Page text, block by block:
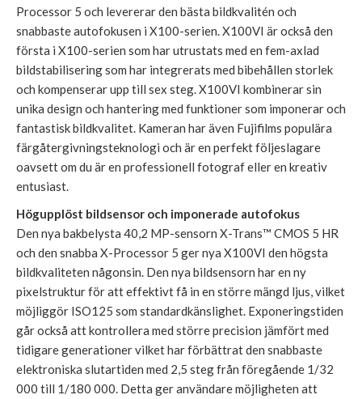
Processor 5 och levererar den bästa bildkvalitén och
snabbaste autofokusen i X100-serien. X100VI är också den
första i X100-serien som har utrustats med en fem-axlad
bildstabilisering som har integrerats med bibehållen storlek
och kompenserar upp till sex steg. X100VI kombinerar sin
unika design och hantering med funktioner som imponerar och
fantastisk bildkvalitet. Kameran har även Fujifilms populära
färgåtergivningsteknologi och är en perfekt följeslagare
oavsett om du är en professionell fotograf eller en kreativ
entusiast.
Högupplöst bildsensor och imponerade autofokus
Den nya bakbelysta 40,2 MP-sensorn X-Trans™ CMOS 5 HR
och den snabba X-Processor 5 ger nya X100VI den högsta
bildkvaliteten någonsin. Den nya bildsensorn har en ny
pixelstruktur för att effektivt få in en större mängd ljus, vilket
möjliggör ISO125 som standardkänslighet. Exponeringstiden
går också att kontrollera med större precision jämfört med
tidigare generationer vilket har förbättrat den snabbaste
elektroniska slutartiden med 2,5 steg från föregående 1/32
000 till 1/180 000. Detta ger användare möjligheten att